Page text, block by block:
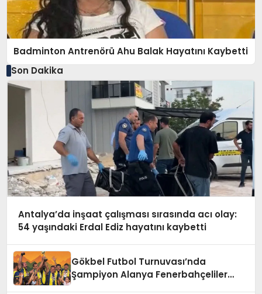
Badminton Antrenörü Ahu Balak Hayatını Kaybetti
Son Dakika
Antalya’da inşaat çalışması sırasında acı olay:
54 yaşındaki Erdal Ediz hayatını kaybetti
Gökbel Futbol Turnuvası’nda
Şampiyon Alanya Fenerbahçeliler